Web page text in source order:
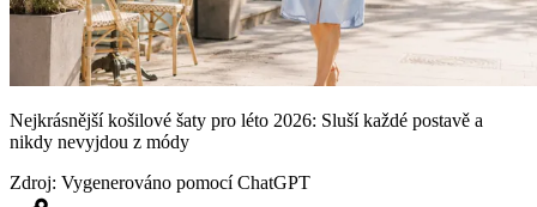
Nejkrásnější košilové šaty pro léto 2026: Sluší každé postavě a
nikdy nevyjdou z módy
Zdroj: Vygenerováno pomocí ChatGPT